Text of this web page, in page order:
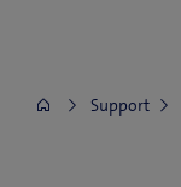
Support